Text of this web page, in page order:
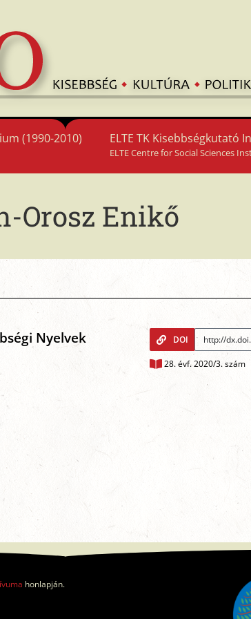
(1990-2010) ELTE TK Kisebbségkutató
ELTE Centre for Social Sciences
Orosz Enikő
Nyelvek
DOI
28. évf. 2020/3. szám
honlapján.